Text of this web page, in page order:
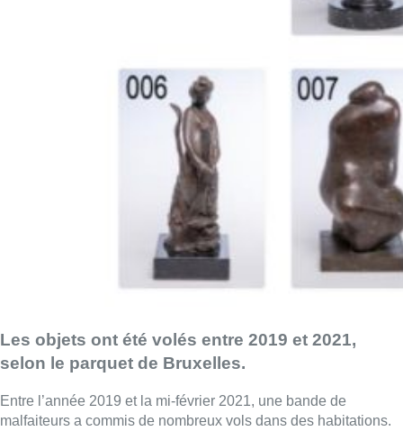
Les objets ont été volés entre 2019 et 2021,
selon le parquet de Bruxelles.
Entre l’année 2019 et la mi-février 2021, une bande de
malfaiteurs a commis de nombreux vols dans des habitations.